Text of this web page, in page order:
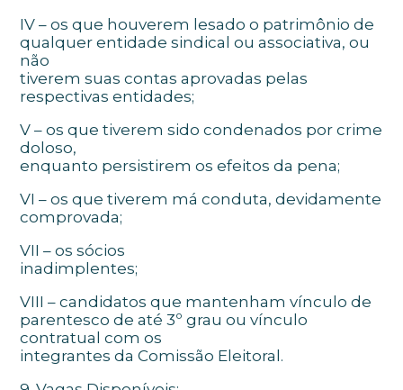
IV – os que houverem lesado o patrimônio de
qualquer entidade sindical ou associativa, ou
não
tiverem suas contas aprovadas pelas
respectivas entidades;
V – os que tiverem sido condenados por crime
doloso,
enquanto persistirem os efeitos da pena;
VI – os que tiverem má conduta, devidamente
comprovada;
VII – os sócios
inadimplentes;
VIII – candidatos que mantenham vínculo de
parentesco de até 3º grau ou vínculo
contratual com os
integrantes da Comissão Eleitoral.